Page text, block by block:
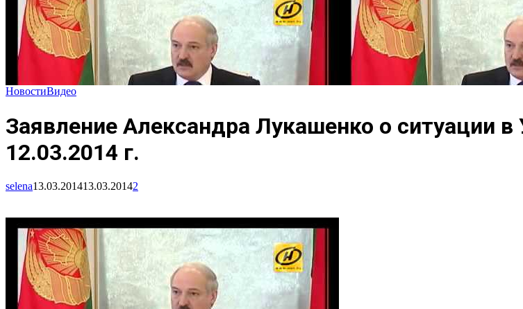
НовостиВидео
Заявление Александра Лукашенко о ситуации
12.03.2014 г.
selena13.03.201413.03.20142